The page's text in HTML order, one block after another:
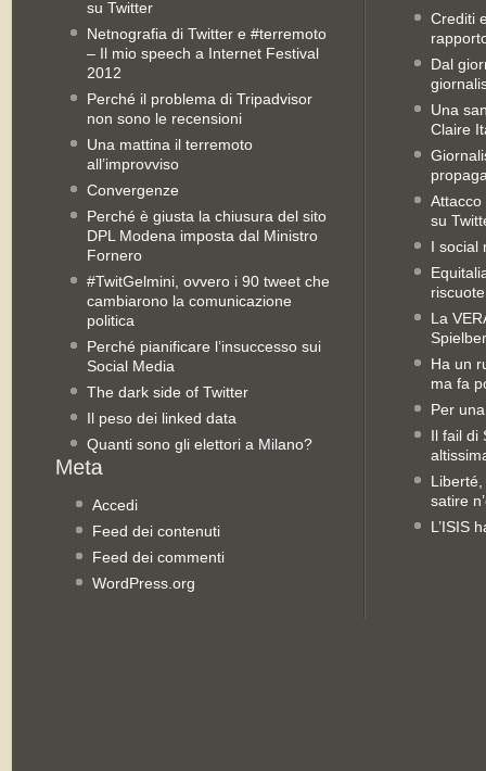
su Twitter
Netnografia di Twitter e #terremoto
– Il mio speech a Internet Festival
2012
Perché il problema di Tripadvisor
non sono le recensioni
Una mattina il terremoto
all’improvviso
Convergenze
Perché è giusta la chiusura del sito
DPL Modena imposta dal Ministro
Fornero
#TwitGelmini, ovvero i 90 tweet che
cambiarono la comunicazione
politica
Perché pianificare l’insuccesso sui
Social Media
The dark side of Twitter
Il peso dei linked data
Quanti sono gli elettori a Milano?
Accedi
Feed dei contenuti
Feed dei commenti
WordPress.org
Crediti
Dal
Una
Claire
Attacco
su
I social
La
Ha un
ma fa
Per
Il fail di
satire
L’ISIS